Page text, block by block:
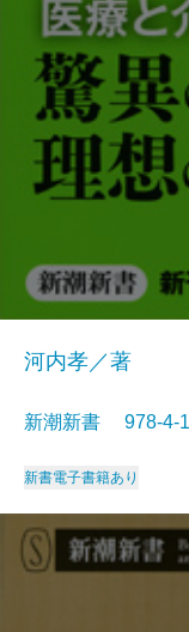
河内孝／著
新潮新書 978-4-
新書電子書籍あり